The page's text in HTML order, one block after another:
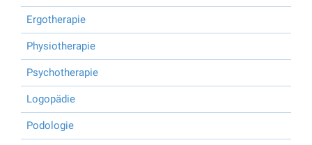
Ergotherapie
Physiotherapie
Psychotherapie
Logopädie
Podologie